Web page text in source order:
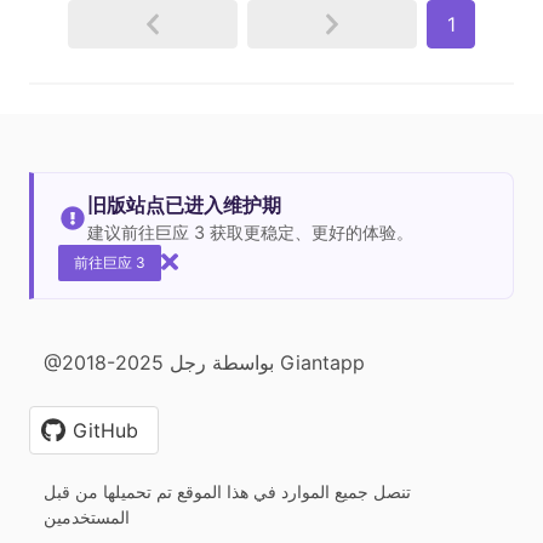
1
旧版站点已进入维护期
建议前往巨应 3 获取更稳定、更好的体验。
前往巨应 3
@2018-2025 بواسطة رجل Giantapp
GitHub
تنصل جميع الموارد في هذا الموقع تم تحميلها من قبل
المستخدمين